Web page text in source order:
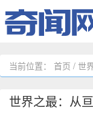
当前位置： 首页 / 世
世界之最：从